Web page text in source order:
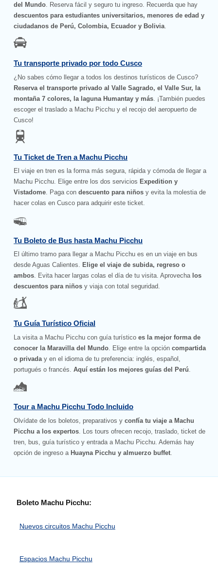
del Mundo . Reserva fácil y seguro tu ingreso. Recuerda que hay
descuentos para estudiantes universitarios, menores de edad y
ciudadanos de Perú, Colombia, Ecuador y Bolivia
Tu transporte privado por todo Cusco
¿No sabes cómo llegar a todos los destinos turísticos de Cusco?
Reserva el transporte privado al Valle Sagrado, el Valle Sur, la
montaña 7 colores, la laguna Humantay y más . ¡También puedes
escoger el traslado a Machu Picchu y el recojo del aeropuerto de
Cusco!
Tu Ticket de Tren a Machu Picchu
El viaje en tren es la forma más segura, rápida y cómoda de llegar a
Machu Picchu. Elige entre los dos servicios Expedition y
Vistadome. Paga condescuento para niños y evita la molestia de
hacer colas en Cusco para adquirir este ticket.
Tu Boleto de Bus hasta Machu Picchu
El último tramo para llegar a Machu Picchu es en un viaje en bus
desde Aguas Calientes. Elige el viaje de subida, regreso o
ambos. Evita hacer largas colas el día de tu visita. Aprovecha los
descuentos para niños y viaja con total seguridad.
Tu Guía Turístico Oficial
La visita a Machu Picchu con guía turístico es la mejor forma de
conocer la Maravilla del Mundo . Elige entre la opcióncompartida
o privada y en el idioma de tu preferencia: inglés, español,
portugués o francés.Aquí están los mejores guías del Perú
Tour a Machu Picchu Todo Incluido
Olvídate de los boletos, preparativos yconfía tu viaje a Machu
Picchu a los expertos . Los tours ofrecen recojo, traslado, ticket de
tren, bus, guía turístico y entrada a Machu Picchu. Además hay
opción de ingreso a Huayna Picchu y almuerzo buffet
Boleto Machu Picchu:
Nuevos circuitos Machu Picchu
Espacios Machu Picchu